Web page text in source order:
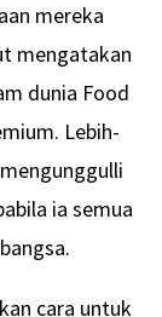
mereka
mengatakan
dunia Food
Lebih-
ia semua
cara untuk